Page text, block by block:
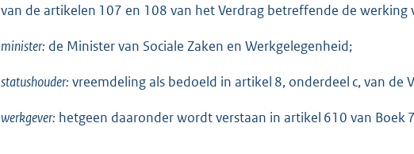
van de artikelen 107 en 108 van het Verdrag betreffende de
minister: de Minister van Sociale Zaken en Werkgelegenheid;
statushouder: vreemdeling als bedoeld in artikel 8, onderdeel c, van de
werkgever: hetgeen daaronder wordt verstaan in artikel 610 van Boek